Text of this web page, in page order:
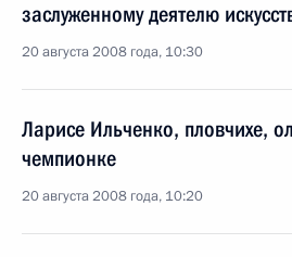
заслуженному деятелю
20 августа 2008 года, 10:30
Ларисе Ильченко, пловчихе,
чемпионке
20 августа 2008 года, 10:20